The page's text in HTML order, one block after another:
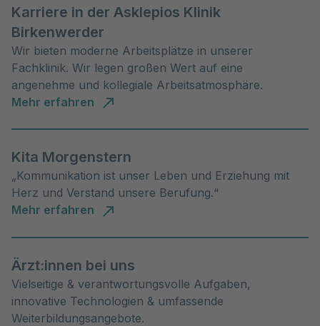
Karriere in der Asklepios Klinik
Birkenwerder
Wir bieten moderne Arbeitsplätze in unserer
Fachklinik. Wir legen großen Wert auf eine
angenehme und kollegiale Arbeitsatmosphäre.
Mehr erfahren
Kita Morgenstern
„Kommunikation ist unser Leben und Erziehung mit
Herz und Verstand unsere Berufung.“
Mehr erfahren
Ärzt:innen bei uns
Vielseitige & verantwortungsvolle Aufgaben,
innovative Technologien & umfassende
Weiterbildungsangebote.